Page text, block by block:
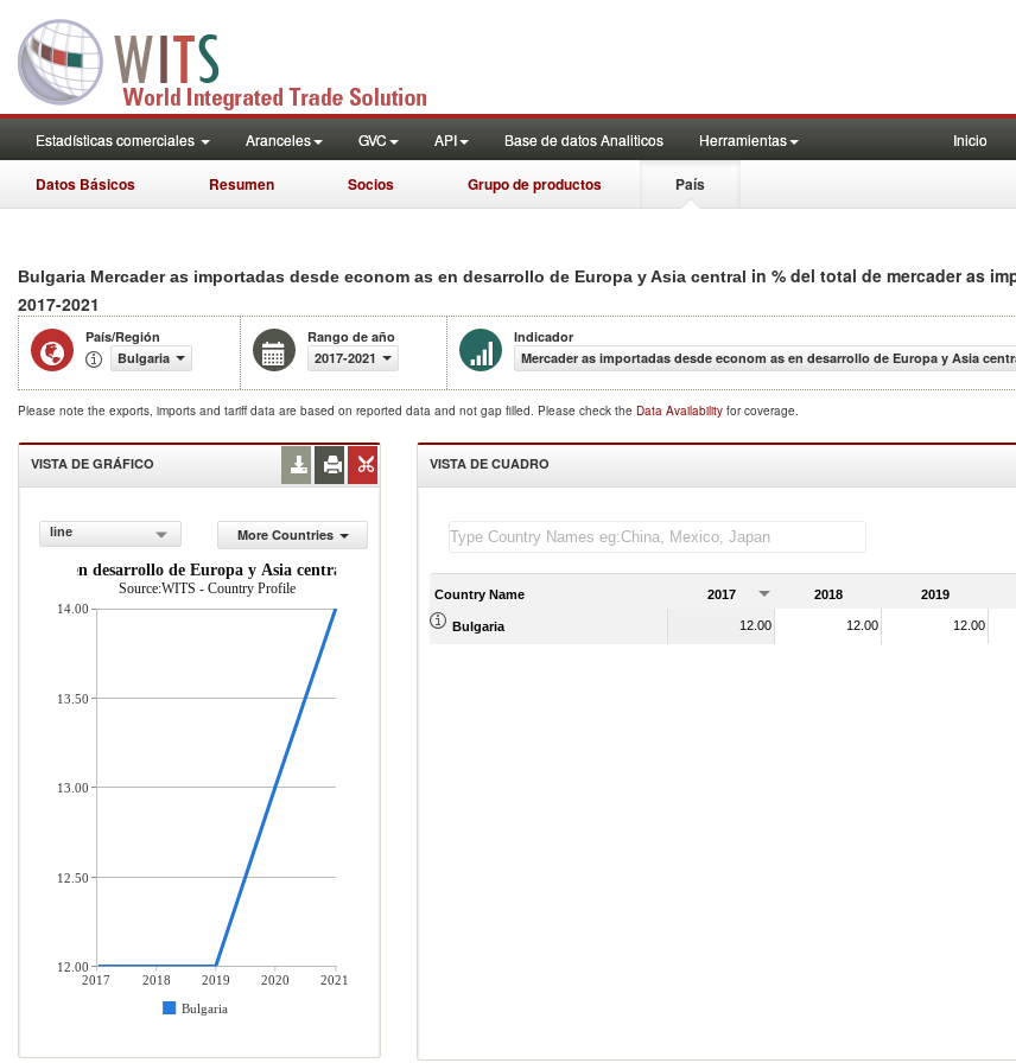
Estadísticas comerciales Aranceles GVC API Base de datos Analiticos Herramientas Inicio
Datos Básicos Resumen Socios Grupo de productos País
Bulgaria Mercader as importadas desde econom as en desarrollo de Europa y Asia central in % del total de mercader as
2017-2021
País/Región
Bulgaria
Rango de año
2017-2021
Indicador
Mercader as importadas desde econom as en desarrollo de Europa y Asia
Please note the exports, imports and tariff data are based on reported data and not gap filled. Please check the Data Availability for coverage.
VISTA DE GRÁFICO
line
More Countries
as en desarrollo de Europa y Asia central (% del total de mercader as importadas)
Source:WITS - Country Profile
2017 2018 2019 2020
2021
Bulgaria
14.00
13.50
13.00
12.50
12.00
VISTA DE CUADRO
Country Name 2017 2018 2019
Bulgaria 12.00 12.00 12.00